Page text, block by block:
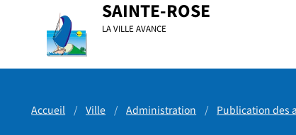
SAINTE-ROSE
LA VILLE AVANCE
Accueil Ville Administration Publication des